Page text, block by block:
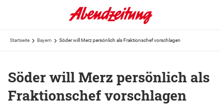
Startseite Bayern Söder will Merz persönlich als Fraktionschef vorschlagen
Söder will Merz persönlich als
Fraktionschef vorschlagen